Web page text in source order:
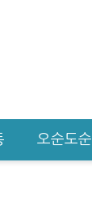
오순도순